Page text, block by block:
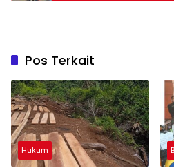
Pos Terkait
Hukum